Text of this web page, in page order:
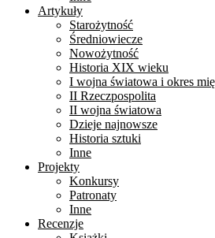
Artykuły
Starożytność
Średniowiecze
Nowożytność
Historia XIX wieku
I wojna światowa i okres
II Rzeczpospolita
II wojna światowa
Dzieje najnowsze
Historia sztuki
Inne
Projekty
Konkursy
Patronaty
Inne
Recenzje